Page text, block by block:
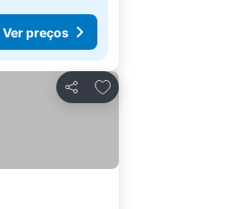
Ver preços
Partilhar
Adicionar aos favoritos